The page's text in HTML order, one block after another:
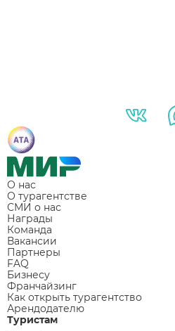
О нас
О турагентстве
СМИ о нас
Награды
Команда
Вакансии
Партнеры
FAQ
Бизнесу
Франчайзинг
Как открыть турагентство
Арендодателю
Туристам